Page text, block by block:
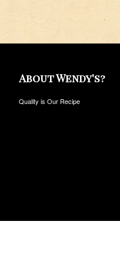
About Wendy's?
Quality is Our Recipe